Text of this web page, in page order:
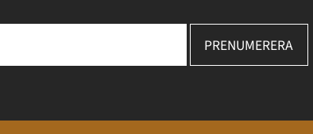
PRENUMERERA